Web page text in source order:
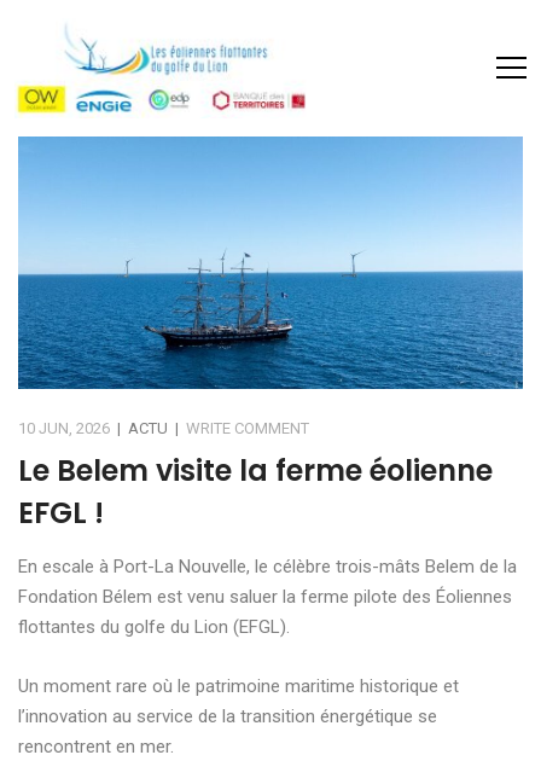
10 JUN, 2026 | ACTU | WRITE COMMENT
Le Belem visite la ferme éolienne
EFGL !
En escale à Port-La Nouvelle, le célèbre trois-mâts Belem de la
Fondation Bélem est venu saluer la ferme pilote des Éoliennes
flottantes du golfe du Lion (EFGL).
Un moment rare où le patrimoine maritime historique et
l’innovation au service de la transition énergétique se
rencontrent en mer.